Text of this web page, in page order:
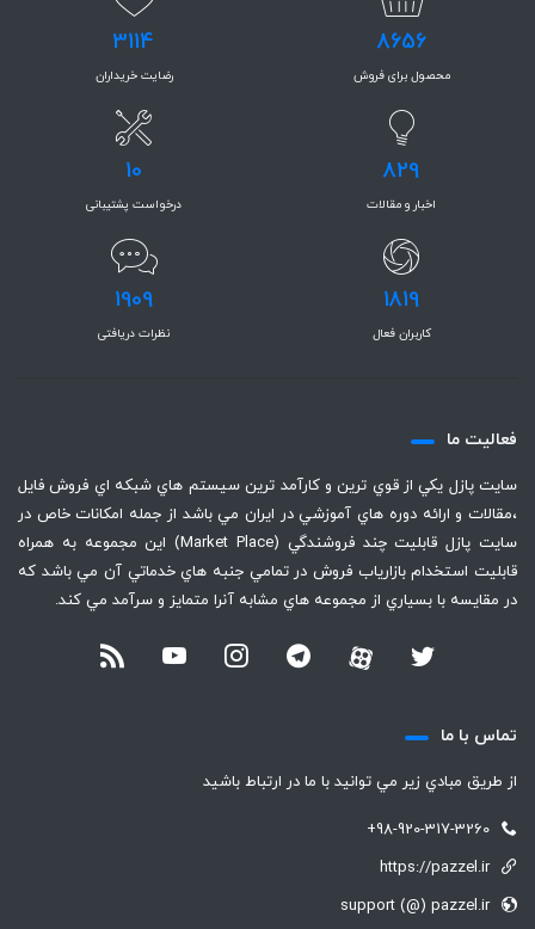
8656
محصول برای فروش
3114
رضایت خریداران
829
اخبار و مقالات
10
درخواست پشتیبانی
1819
کاربران فعال
1909
نظرات دریافتی
فعاليت ما
سايت پازل يكي از قوي ترين و كارآمد ترين سيستم هاي شبكه اي فروش فايل
،‌مقالات و ارائه دوره هاي آموزشي در ايران مي باشد از جمله امكانات خاص در
سايت پازل قابليت چند فروشندگي (Market Place) اين مجموعه به همراه
قابليت استخدام بازارياب فروش در تمامي جنبه هاي خدماتي آن مي باشد كه
در مقايسه با بسياري از مجموعه هاي مشابه آنرا متمايز و سرآمد مي كند.
تماس با ما
از طريق مبادي زير مي توانيد با ما در ارتباط باشيد
+98-920-317-3260
https://pazzel.ir
support (@) pazzel.ir